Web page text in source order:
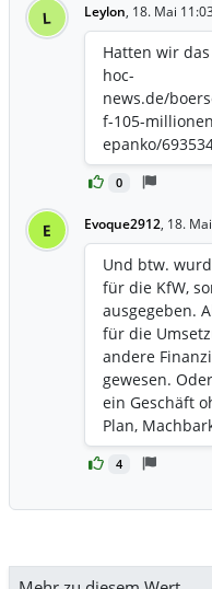
Kurse ziemlich
L Leylon, 18. Mai
0
Hatten wir
hoc-
news.de/
f-105-
epanko/
E Evoque2912, 18.
4
Und btw.
für die KfW,
ausgegeben.
für die
andere
gewesen.
ein Geschäft
Plan,
und ein
genau diese
Vorgaben?